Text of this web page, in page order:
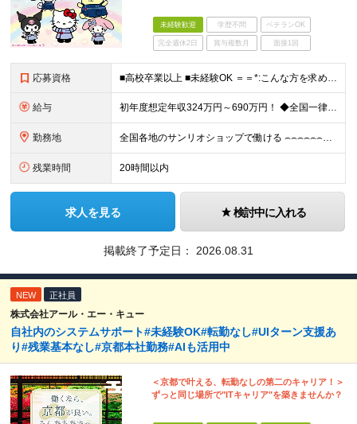
未経験歓迎 学歴不問 ベテランOK
完全週休2日 賞与複数月 面接1回
応募資格 ■高校卒業以上 ■未経験OK ＝＝*:こんな方を求めています！:*＝＝ ◇サンリオのキャラクターが好きな方 ◇自分のアイデアを店舗づくりに活かしたい方 ◇仕事を通してお客さまを笑顔にしたい方 ◇キャ
給与 初年度想定年収324万円～690万円！ ◆全国一律 月給230,000円～＋賞与＋通勤手当＋役職手当＋時間外手当 《手当充実！》 ＊昇給/年1回 ＊賞与/年2回（7月/12月） ＊通勤手当：交通費
勤務地 全国各地のサンリオショップで働ける ⌢⌢⌢⌢⌢⌢⌢⌢⌢⌢⌢⌢⌢⌢⌢⌢⌢⌢・.☆ ★詳細の勤務地はご本人の希望と面接を通じて決定いたします。 【募集エリア】 関東・関西（大阪・京都）・中部・九州 ※
残業時間 20時間以内
求人を見る 検討中に入れる
掲載終了予定日： 2026.08.31
NEW 正社員
株式会社アール・エー・キュー
自社内のシステムサポート#未経験OK#転勤なし#UIターン支援あ
り#残業基本なし#京都本社勤務#AIも活用中
＜京都で叶える、転勤なしの第二のキャリア！＞
ずっと同じ場所で"ITキャリア"を築きませんか？